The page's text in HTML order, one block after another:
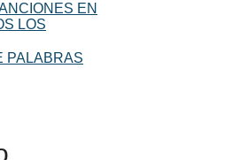
EN
LOS
PALABRAS